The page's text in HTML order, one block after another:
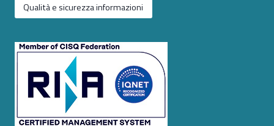
Qualità e sicurezza informazioni